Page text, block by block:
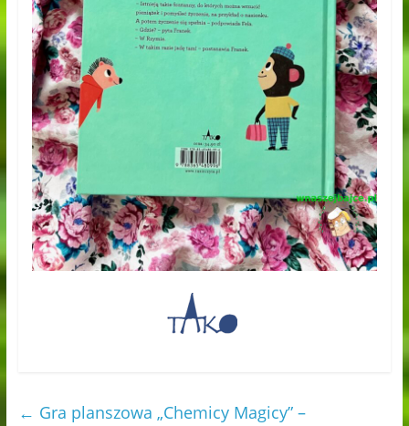
← Gra planszowa „Chemicy Magicy” –